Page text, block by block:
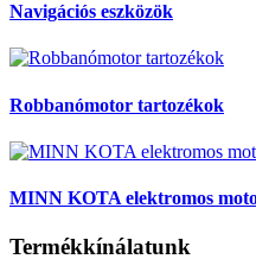
Navigációs eszközök
Robbanómotor tartozékok
MINN KOTA elektromos
Termékkínálatunk